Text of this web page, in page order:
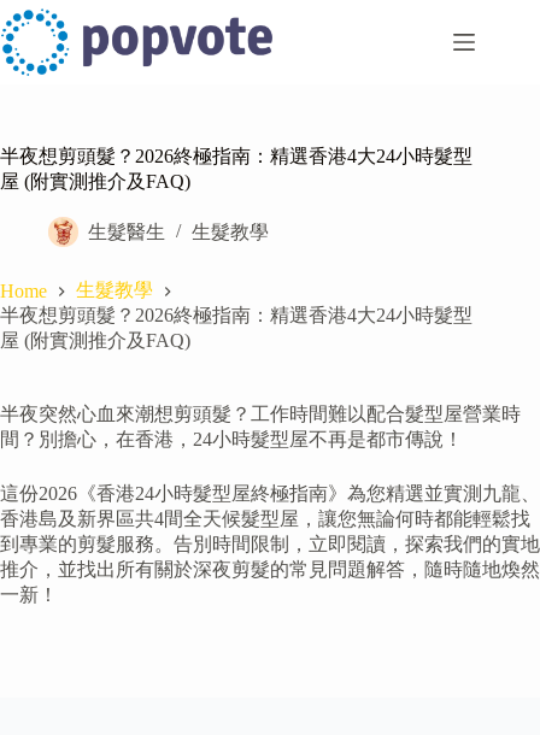
Skip
to
content
半夜想剪頭髮？2026終極指南：精選香港4大24小時髮型
屋 (附實測推介及FAQ)
生髮醫生 生髮教學
Home
生髮教學
半夜想剪頭髮？2026終極指南：精選香港4大24小時髮型
屋 (附實測推介及FAQ)
半夜突然心血來潮想剪頭髮？工作時間難以配合髮型屋營業時
間？別擔心，在香港，24小時髮型屋不再是都市傳說！
這份2026《香港24小時髮型屋終極指南》為您精選並實測九龍、
香港島及新界區共4間全天候髮型屋，讓您無論何時都能輕鬆找
到專業的剪髮服務。告別時間限制，立即閱讀，探索我們的實地
推介，並找出所有關於深夜剪髮的常見問題解答，隨時隨地煥然
一新！